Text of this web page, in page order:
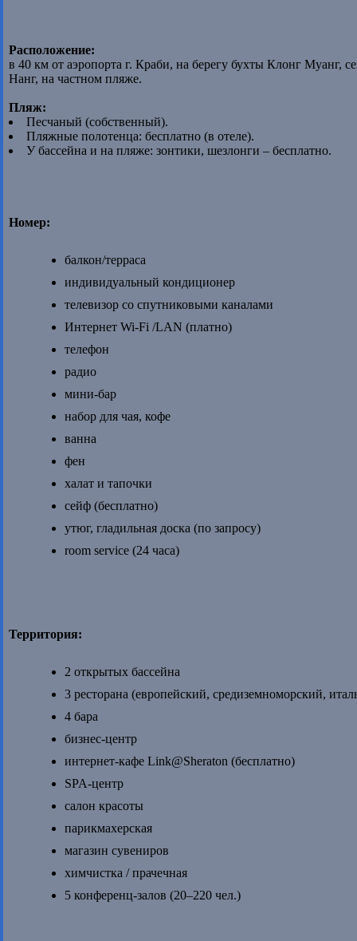
Расположение:
в 40 км от аэропорта г. Краби, на берегу бухты Клонг Муанг,
Нанг, на частном пляже.
Пляж:
Песчаный (собственный).
Пляжные полотенца: бесплатно (в отеле).
У бассейна и на пляже: зонтики, шезлонги – бесплатно.
Номер:
балкон/терраса
индивидуальный кондиционер
телевизор со спутниковыми каналами
Интернет Wi-Fi /LAN (платно)
телефон
радио
мини-бар
набор для чая, кофе
ванна
фен
халат и тапочки
сейф (бесплатно)
утюг, гладильная доска (по запросу)
room service (24 часа)
Территория:
2 открытых бассейна
3 ресторана (европейский, средиземноморский,
4 бара
бизнес-центр
интернет-кафе Link@Sheraton (бесплатно)
SPA-центр
салон красоты
парикмахерская
магазин сувениров
химчистка / прачечная
5 конференц-залов (20–220 чел.)